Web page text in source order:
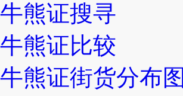
牛熊证搜寻
牛熊证比较
牛熊证街货分布图